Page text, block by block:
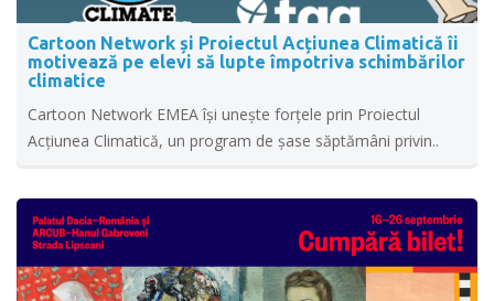
Cartoon Network și Proiectul Acțiunea Climatică îi
motivează pe elevi să lupte împotriva schimbărilor
climatice
Cartoon Network EMEA își unește forțele prin Proiectul
Acțiunea Climatică, un program de șase săptămâni privin..